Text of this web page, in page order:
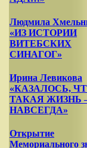
Людмила
«ИЗ ИСТОРИИ
ВИТЕБСКИХ
СИНАГОГ»
Ирина Левикова
«КАЗАЛОСЬ,
ТАКАЯ ЖИЗНЬ
НАВСЕГДА»
Открытие
Мемориального